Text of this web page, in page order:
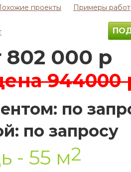
проекты Примеры работ
802 000 р
944000
по
по запросу
- 55 м2